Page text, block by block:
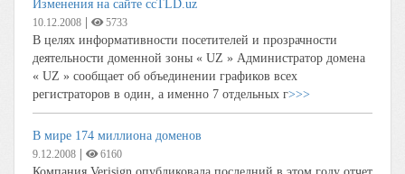
Изменения на сайте ccTLD.uz
10.12.2008 5733
В целях информативности посетителей и прозрачности
деятельности доменной зоны « UZ » Администратор домена
« UZ » сообщает об объединении графиков всех
регистраторов в один, а именно 7 отдельных г>>>
В мире 174 миллиона доменов
9.12.2008 6160